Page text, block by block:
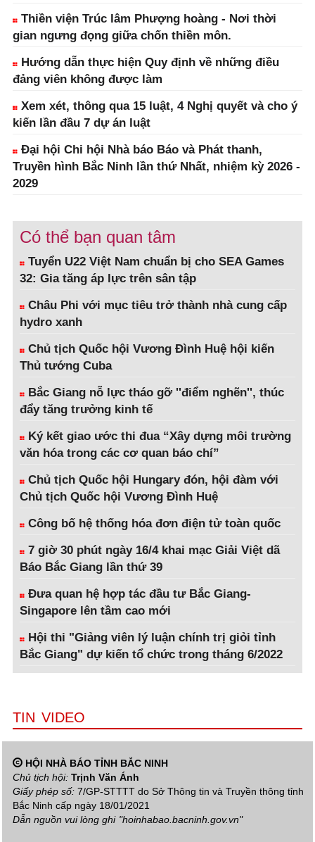
Thiền viện Trúc lâm Phượng hoàng - Nơi thời
gian ngưng đọng giữa chốn thiền môn.
Hướng dẫn thực hiện Quy định về những điều
đảng viên không được làm
Xem xét, thông qua 15 luật, 4 Nghị quyết và cho ý
kiến lần đầu 7 dự án luật
Đại hội Chi hội Nhà báo Báo và Phát thanh,
Truyền hình Bắc Ninh lần thứ Nhất, nhiệm kỳ 2026 -
2029
Có thể bạn quan tâm
Tuyển U22 Việt Nam chuẩn bị cho SEA Games
32: Gia tăng áp lực trên sân tập
Châu Phi với mục tiêu trở thành nhà cung cấp
hydro xanh
Chủ tịch Quốc hội Vương Đình Huệ hội kiến
Thủ tướng Cuba
Bắc Giang nỗ lực tháo gỡ ''điểm nghẽn'', thúc
đẩy tăng trưởng kinh tế
Ký kết giao ước thi đua “Xây dựng môi trường
văn hóa trong các cơ quan báo chí”
Chủ tịch Quốc hội Hungary đón, hội đàm với
Chủ tịch Quốc hội Vương Đình Huệ
Công bố hệ thống hóa đơn điện tử toàn quốc
7 giờ 30 phút ngày 16/4 khai mạc Giải Việt dã
Báo Bắc Giang lần thứ 39
Đưa quan hệ hợp tác đầu tư Bắc Giang-
Singapore lên tầm cao mới
Hội thi "Giảng viên lý luận chính trị giỏi tỉnh
Bắc Giang" dự kiến tổ chức trong tháng 6/2022
TIN VIDEO
HỘI NHÀ BÁO TỈNH BẮC NINH
Chủ tịch hội: Trịnh Văn Ánh
Giấy phép số: 7/GP-STTTT do Sở Thông tin và Truyền thông tỉnh
Bắc Ninh cấp ngày 18/01/2021
Dẫn nguồn vui lòng ghi "hoinhabao.bacninh.gov.vn"